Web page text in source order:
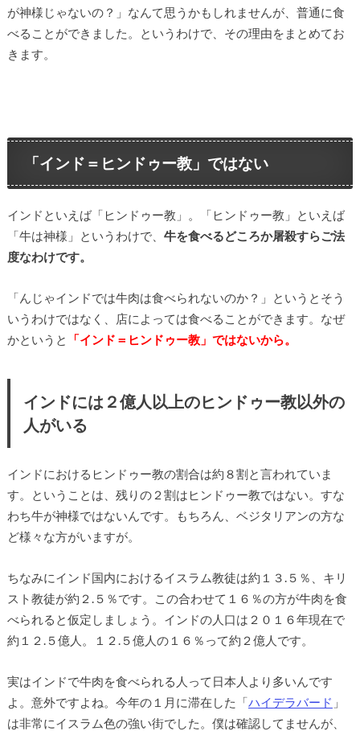
が神様じゃないの？」なんて思うかもしれませんが、普通に食
べることができました。というわけで、その理由をまとめてお
きます。
「インド＝ヒンドゥー教」ではない
インドといえば「ヒンドゥー教」。「ヒンドゥー教」といえば
「牛は神様」というわけで、 牛を食べるどころか屠殺すらご法
度なわけです。
「んじゃインドでは牛肉は食べられないのか？」というとそう
いうわけではなく、店によっては食べることができます。なぜ
かというと
「インド＝ヒンドゥー教」ではないから。
インドには２億人以上のヒンドゥー教以外の
人がいる
インドにおけるヒンドゥー教の割合は約８割と言われていま
す。ということは、残りの２割はヒンドゥー教ではない。すな
わち牛が神様ではないんです。もちろん、ベジタリアンの方な
ど様々な方がいますが。
ちなみにインド国内におけるイスラム教徒は約１３.５％、キリ
スト教徒が約２.５％です。この合わせて１６％の方が牛肉を食
べられると仮定しましょう。インドの人口は２０１６年現在で
約１２.５億人。１２.５億人の１６％って約２億人です。
実はインドで牛肉を食べられる人って日本人より多いんです
よ。意外ですよね。今年の１月に滞在した「ハイデラバード 」
は非常にイスラム色の強い街でした。僕は確認してませんが、